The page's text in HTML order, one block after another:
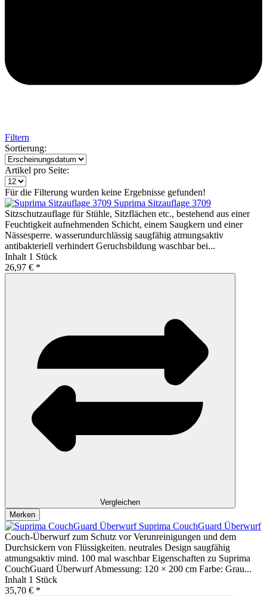
Filtern
Sortierung:
Artikel pro Seite:
Für die Filterung wurden keine Ergebnisse gefunden!
Suprima Sitzauflage 3709
Sitzschutzauflage für Stühle, Sitzflächen etc., bestehend aus einer
Feuchtigkeit aufnehmenden Schicht, einem Saugkern und einer
Nässesperre. wasserundurchlässig saugfähig atmungsaktiv
antibakteriell verhindert Geruchsbildung waschbar bei...
Inhalt 1 Stück
26,97 € *
Vergleichen
Merken
Suprima CouchGuard Überwurf
Couch-Überwurf zum Schutz vor Verunreinigungen und dem
Durchsickern von Flüssigkeiten. neutrales Design saugfähig
atmungsaktiv mind. 100 mal waschbar Eigenschaften zu Suprima
CouchGuard Überwurf Abmessung: 120 × 200 cm Farbe: Grau...
Inhalt 1 Stück
35,70 € *